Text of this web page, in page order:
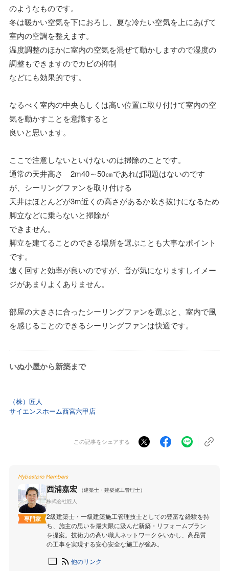
のようなものです。
冬は暖かい空気を下におろし、夏な冷たい空気を上にあげて
室内の空調を整えます。
温度調整のほかに室内の空気を混ぜて動かしますので湿度の
調整もできますのでカビの抑制
などにも効果的です。
なるべく室内の中央もしくは高い位置に取り付けて室内の空
気を動かすことを意識すると
良いと思います。
ここで注意しないといけないのは掃除のことです。
通常の天井高さ 2m40～50㎝であれば問題はないのです
が、シーリングファンを取り付ける
天井はほとんどが3m近くの高さがあるか吹き抜けになるため
脚立などに乗らないと掃除が
できません。
脚立を建てることのできる場所を選ぶことも大事なポイント
です。
速く回すと効率が良いのですが、音が気になりますしイメー
ジがあまりよくありません。
部屋の大きさに合ったシーリングファンを選ぶと、室内で風
を感じることのできるシーリングファンは快適です。
いぬ小屋から新築まで
（株）匠人
サイエンスホーム西宮六甲店
この記事をシェアする
Mybestpro Members
専門家
西浦嘉宏
（建築士・建築施工管理士）
株式会社匠人
2級建築士・一級建築施工管理技士としての豊富な経験を持
ち、施主の思いを最大限に汲んだ新築・リフォームプラン
を提案。技術力の高い職人ネットワークをいかし、高品質
の工事を実現する安心安全な施工が強み。
他のリンク